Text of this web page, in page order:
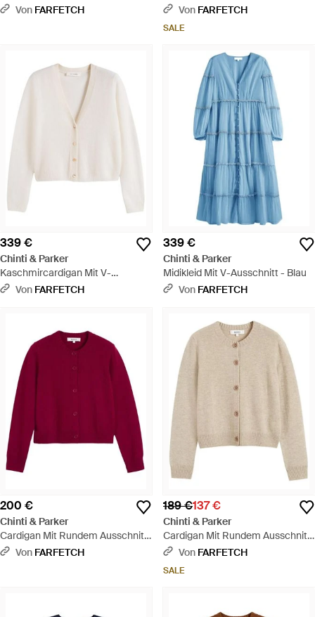
Von FARFETCH - PinkVon FARFETCH
SALE
339 €
Chinti & Parker
Kaschmircardigan Mit V-
Ausschnitt - Weiß
Von FARFETCH
339 €
Chinti & Parker
Midikleid Mit V-Ausschnitt - Blau
Von FARFETCH
200 €
Chinti & Parker
Cardigan Mit Rundem Ausschnitt
- RotVon FARFETCH
189 €137 €
Chinti & Parker
Cardigan Mit Rundem Ausschnitt
- Natur
Von FARFETCH
SALE